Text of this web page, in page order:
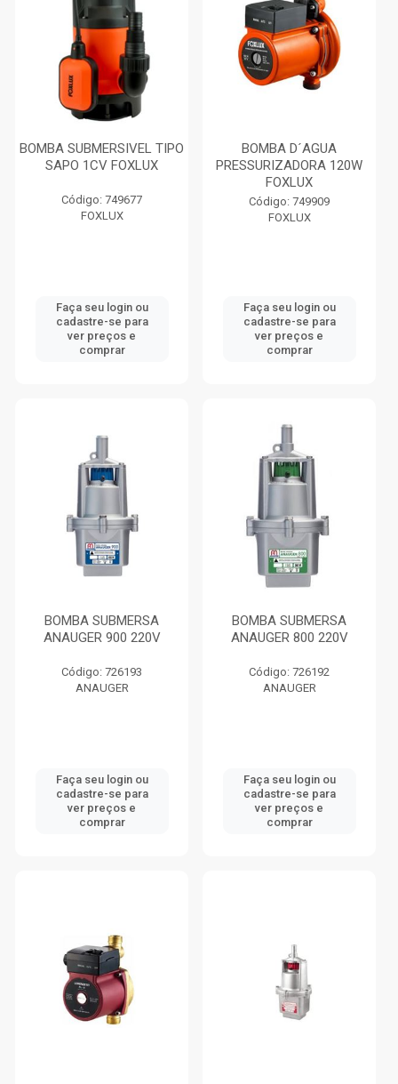
BOMBA SUBMERSIVEL TIPO
SAPO 1CV FOXLUX
Código: 749677
FOXLUX
Faça seu login ou
cadastre-se para
ver preços e
comprar
BOMBA D´AGUA
PRESSURIZADORA 120W
FOXLUX
Código: 749909
FOXLUX
Faça seu login ou
cadastre-se para
ver preços e
comprar
BOMBA SUBMERSA
ANAUGER 900 220V
Código: 726193
ANAUGER
Faça seu login ou
cadastre-se para
ver preços e
comprar
BOMBA SUBMERSA
ANAUGER 800 220V
Código: 726192
ANAUGER
Faça seu login ou
cadastre-se para
ver preços e
comprar